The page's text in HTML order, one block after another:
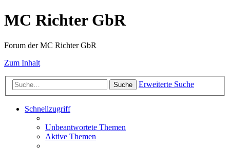
MC Richter GbR
Forum der MC Richter GbR
Zum Inhalt
Suche Erweiterte Suche
Schnellzugriff
Unbeantwortete Themen
Aktive Themen